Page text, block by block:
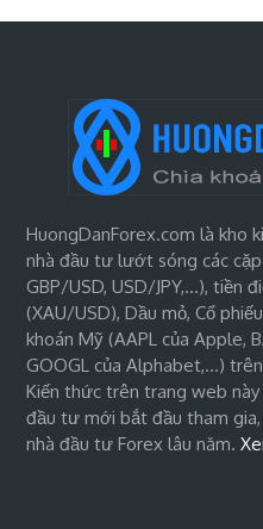
HuongDanForex.com là kho
nhà đầu tư lướt sóng các
GBP/USD, USD/JPY,…), tiền
(XAU/USD), Dầu mỏ, Cổ
khoán Mỹ (AAPL của Apple,
GOOGL của Alphabet,…)
Kiến thức trên trang web
đầu tư mới bắt đầu tham
nhà đầu tư Forex lâu năm.